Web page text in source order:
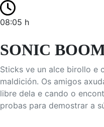
08:05 h
SONIC
Sticks ve un alce birollo e
maldición. Os amigos
libre dela e cando o
probas para demostrar a